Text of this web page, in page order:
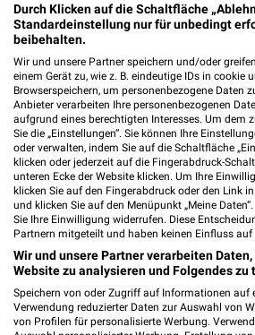
Langenlonsheim
Nahe Weinstraße 241
55450 Langenlonsheim
Heute 08:00 - 20:00 Uhr |
481,08 km
Globus Gensingen
Binger Straße
55457 Gensingen
Heute 08:00 - 21:00 Uhr |
480,09 km • Angebote: 1
Durch Klicken auf die Schaltfläche
Standardeinstellung nur für unbedingt
beibehalten.
Wir und unsere Partner speichern und/oder
einem Gerät zu, wie z. B. eindeutige IDs in cookie
Browserspeichern, um personenbezogene Daten
Anbieter verarbeiten Ihre personenbezogenen
aufgrund eines berechtigten Interesses. Um dem
Sie die „Einstellungen“. Sie können Ihre
oder verwalten, indem Sie auf die Schaltfläche
klicken oder jederzeit auf die Fingerabdruck-
unteren Ecke der Website klicken. Um Ihre
klicken Sie auf den Fingerabdruck oder den Link
und klicken Sie auf den Menüpunkt „Meine
Sie Ihre Einwilligung widerrufen. Diese
Partnern mitgeteilt und haben keinen Einfluss auf
Wir und unsere Partner verarbeiten
Website zu analysieren und Folgendes zu
Speichern von oder Zugriff auf Informationen auf
Verwendung reduzierter Daten zur Auswahl von
von Profilen für personalisierte Werbung.